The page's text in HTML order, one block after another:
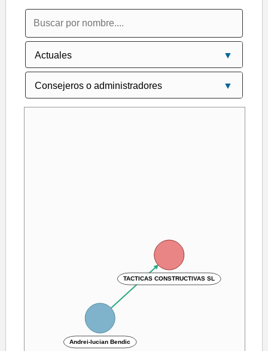
TACTICAS CONSTRUCTIVAS SL
Andrei-lucian Bendic